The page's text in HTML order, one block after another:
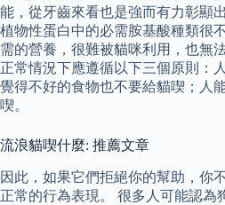
能，從牙齒來看也是強而有力彰顯
植物性蛋白中的必需胺基酸種類很
需的營養，很難被貓咪利用，也無
正常情況下應遵循以下三個原則：
覺得不好的食物也不要給貓喫；人
喫。
流浪貓喫什麼: 推薦文章
因此，如果它們拒絕你的幫助，你
正常的行為表現。 很多人可能認為